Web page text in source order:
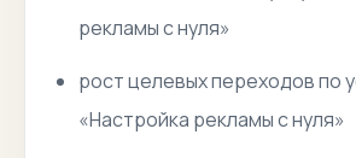
рекламы с нуля»
рост целевых переходов по
«Настройка рекламы с нуля»